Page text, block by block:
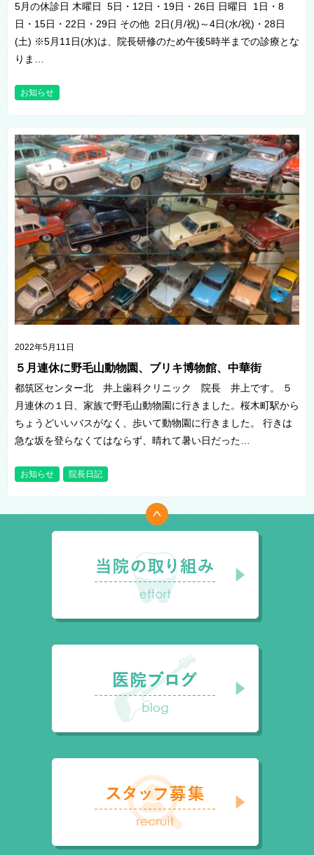
5月の休診日 木曜日 5日・12日・19日・26日 日曜日 1日・8
日・15日・22日・29日 その他 2日(月/祝)～4日(水/祝)・28日
(土) ※5月11日(水)は、院長研修のため午後5時半までの診療とな
りま…
お知らせ
2022年5月11日
５月連休に野毛山動物園、ブリキ博物館、中華街
都筑区センター北 井上歯科クリニック 院長 井上です。 ５
月連休の１日、家族で野毛山動物園に行きました。桜木町駅から
ちょうどいいバスがなく、歩いて動物園に行きました。 行きは
急な坂を登らなくてはならず、晴れて暑い日だった…
お知らせ 院長日記